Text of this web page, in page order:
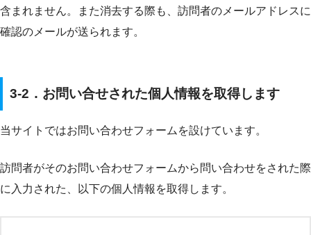
含まれません。また消去する際も、訪問者のメールアドレスに
確認のメールが送られます。
3-2．お問い合せされた個人情報を取得します
当サイトではお問い合わせフォームを設けています。
訪問者がそのお問い合わせフォームから問い合わせをされた際
に入力された、以下の個人情報を取得します。